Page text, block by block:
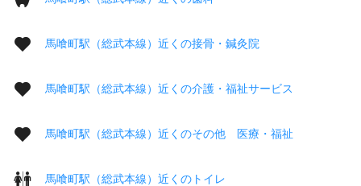
馬喰町駅（総武本線）近くの接骨・鍼灸院
馬喰町駅（総武本線）近くの介護・福祉サービス
馬喰町駅（総武本線）近くのその他 医療・福祉
馬喰町駅（総武本線）近くのトイレ